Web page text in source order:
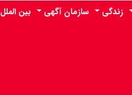
زندگی سازمان آگهی
بین الملل